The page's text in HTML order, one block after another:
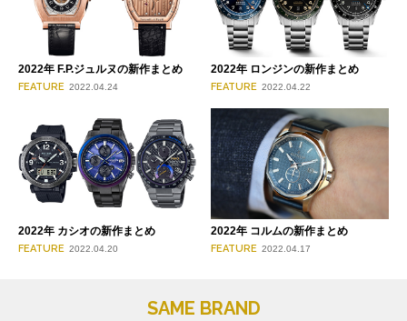
2022年 F.P.ジュルヌの新作まとめ
FEATURE 2022.04.24
2022年 ロンジンの新作まとめ
FEATURE 2022.04.22
2022年 カシオの新作まとめ
FEATURE 2022.04.20
2022年 コルムの新作まとめ
FEATURE 2022.04.17
SAME BRAND